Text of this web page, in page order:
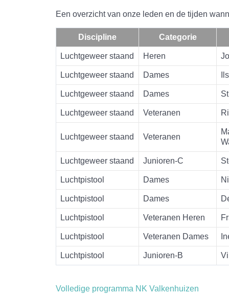
Een overzicht van onze leden en de tijden
Discipline Categorie
Luchtgeweer staand Heren
Luchtgeweer staand Dames
Luchtgeweer staand Dames
Luchtgeweer staand Veteranen
Luchtgeweer staand Veteranen
Luchtgeweer staand Junioren-C
Luchtpistool Dames
Luchtpistool Dames
Luchtpistool Veteranen Heren
Luchtpistool Veteranen Dames
Luchtpistool Junioren-B
Volledige programma NK Valkenhuizen